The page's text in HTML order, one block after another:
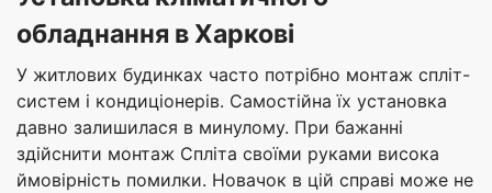
обладнання в Харкові
У житлових будинках часто потрібно монтаж спліт-
систем і кондиціонерів. Самостійна їх установка
давно залишилася в минулому. При бажанні
здійснити монтаж Спліта своїми руками висока
ймовірність помилки. Новачок в цій справі може не